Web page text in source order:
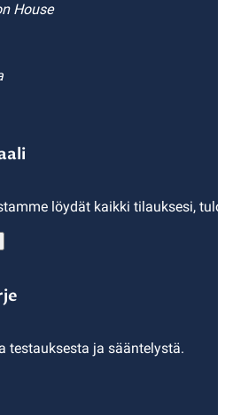
House
löydät kaikki tilauksesi,
testauksesta ja sääntelystä.